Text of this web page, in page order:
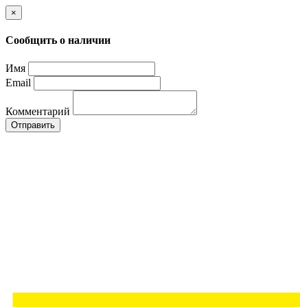
×
Сообщить о наличии
Имя
Email
Комментарий
Отправить